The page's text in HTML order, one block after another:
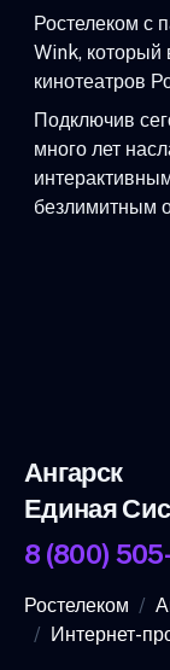
Ростелеком с
Wink, который
кинотеатров
Подключив
много лет
безлимитным
Ангарск
Единая
8 (800)
Ростелеком
Интернет-